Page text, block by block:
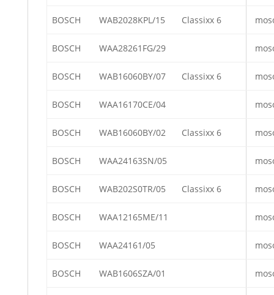
BOSCH WAB2028KPL/15 Classixx 6
BOSCH WAA28261FG/29
BOSCH WAB16060BY/07 Classixx 6
BOSCH WAA16170CE/04
BOSCH WAB16060BY/02 Classixx 6
BOSCH WAA24163SN/05
BOSCH WAB202S0TR/05 Classixx 6
BOSCH WAA12165ME/11
BOSCH WAA24161/05
BOSCH WAB1606SZA/01